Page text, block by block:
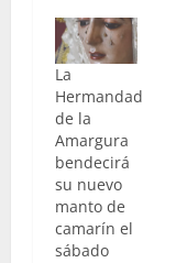
La
Hermandad
de la
Amargura
bendecirá
su nuevo
manto de
camarín el
sábado